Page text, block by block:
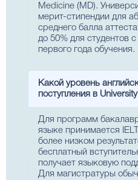
Medicine (MD).
мерит-стипендии для
среднего балла
до 50% для студентов
первого года обучения.
Какой уровень
поступления в
Для программ
языке принимается
более низком
бесплатный
получает языковую
Для магистратуры